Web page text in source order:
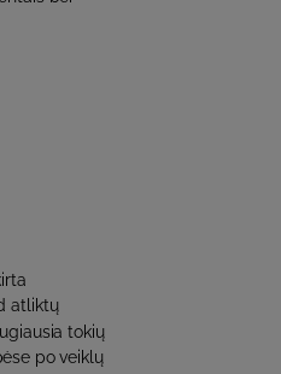
atliktų
tokių
po veiklų